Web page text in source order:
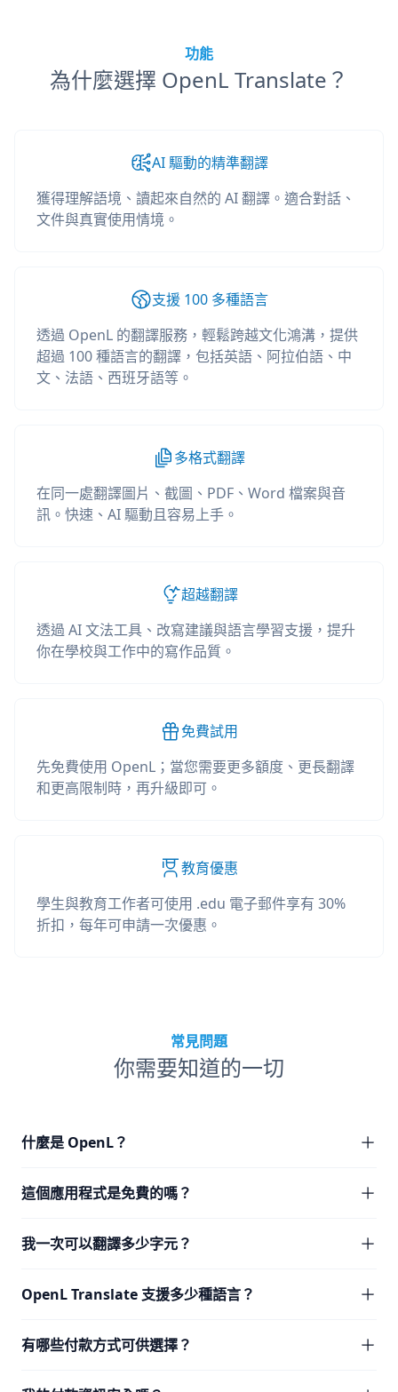
功能
為什麼選擇 OpenL Translate？
AI 驅動的精準翻譯
獲得理解語境、讀起來自然的 AI 翻譯。適合對話、
文件與真實使用情境。
支援 100 多種語言
透過 OpenL 的翻譯服務，輕鬆跨越文化鴻溝，提供
超過 100 種語言的翻譯，包括英語、阿拉伯語、中
文、法語、西班牙語等。
多格式翻譯
在同一處翻譯圖片、截圖、PDF、Word 檔案與音
訊。快速、AI 驅動且容易上手。
超越翻譯
透過 AI 文法工具、改寫建議與語言學習支援，提升
你在學校與工作中的寫作品質。
免費試用
先免費使用 OpenL；當您需要更多額度、更長翻譯
和更高限制時，再升級即可。
教育優惠
學生與教育工作者可使用 .edu 電子郵件享有 30%
折扣，每年可申請一次優惠。
常見問題
你需要知道的一切
什麼是 OpenL？
這個應用程式是免費的嗎？
我一次可以翻譯多少字元？
OpenL Translate 支援多少種語言？
有哪些付款方式可供選擇？